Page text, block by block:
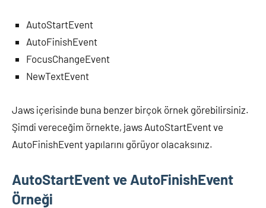
AutoStartEvent
AutoFinishEvent
FocusChangeEvent
NewTextEvent
Jaws içerisinde buna benzer birçok örnek görebilirsiniz.
Şimdi vereceğim örnekte, jaws AutoStartEvent ve
AutoFinishEvent yapılarını görüyor olacaksınız.
AutoStartEvent ve AutoFinishEvent
Örneği